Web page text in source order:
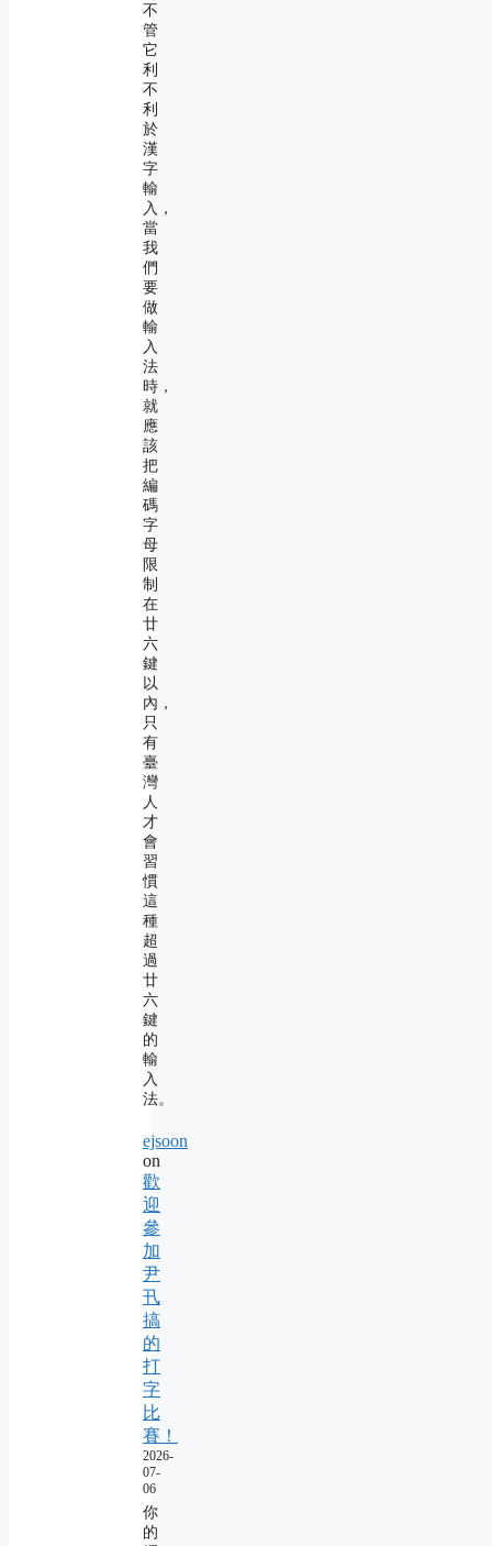
不
管
它
利
不
利
於
漢
字
輸
入，
當
我
們
要
做
輸
入
法
時，
就
應
該
把
編
碼
字
母
限
制
在
廿
六
鍵
以
內，
只
有
臺
灣
人
才
會
習
慣
這
種
超
過
廿
六
鍵
的
輸
入
法。
ejsoon
on
歡
迎
參
加
尹
卂
搞
的
打
字
比
賽！
2026-
07-
06
你
的